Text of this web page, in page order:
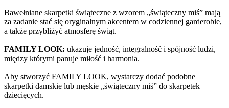
Bawełniane skarpetki świąteczne z wzorem „świąteczny miś” mają
za zadanie stać się oryginalnym akcentem w codziennej garderobie,
a także przybliżyć atmosferę świąt.
FAMILY LOOK: ukazuje jedność, integralność i spójność ludzi,
między którymi panuje miłość i harmonia.
Aby stworzyć FAMILY LOOK, wystarczy dodać podobne
skarpetki damskie lub męskie „świąteczny miś” do skarpetek
dziecięcych.